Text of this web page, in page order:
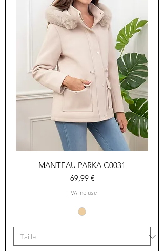
MANTEAU PARKA C0031
Prix
69,99 €
TVA Incluse